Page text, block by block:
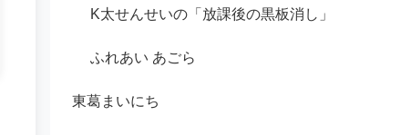
K太せんせいの「放課後の黒板消し」
ふれあい あごら
東葛まいにち